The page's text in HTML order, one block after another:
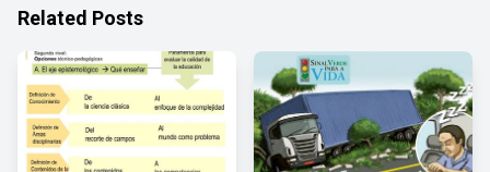
Related Posts